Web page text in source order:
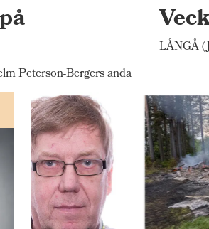
Peterson-Bergers anda
LÅNGÅ